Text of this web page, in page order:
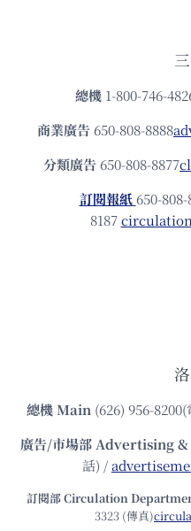
總機 1-800-746-
商業廣告 650-808-8888
分類廣告 650-808-8877
訂閱報紙 650-
8187
總機Main (626) 956-
廣告/市場部Advertising
話) /
訂閱部 Circulation
3323 (傳真)